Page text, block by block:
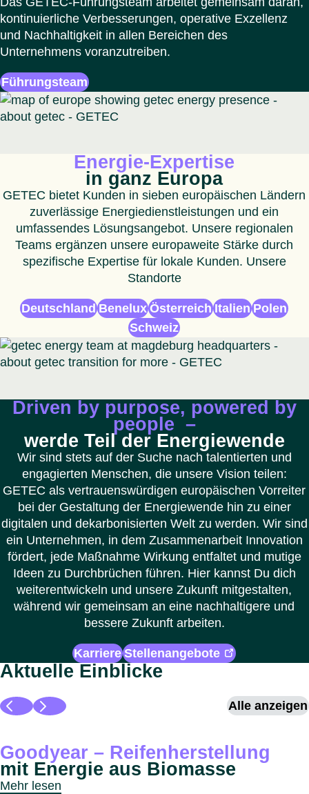
kontinuierliche Verbesserungen, operative Exzellenz
und Nachhaltigkeit in allen Bereichen des
Unternehmens voranzutreiben.
Führungsteam
Energie-Expertise
in ganz Europa
GETEC bietet Kunden in sieben europäischen Ländern
zuverlässige Energiedienstleistungen und ein
umfassendes Lösungsangebot. Unsere regionalen
Teams ergänzen unsere europaweite Stärke durch
spezifische Expertise für lokale Kunden. Unsere
Standorte
Deutschland Benelux Österreich Italien Polen
Schweiz
Driven by purpose, powered by
people –
werde Teil der Energiewende
Wir sind stets auf der Suche nach talentierten und
engagierten Menschen, die unsere Vision teilen:
GETEC als vertrauenswürdigen europäischen Vorreiter
bei der Gestaltung der Energiewende hin zu einer
digitalen und dekarbonisierten Welt zu werden. Wir sind
ein Unternehmen, in dem Zusammenarbeit Innovation
fördert, jede Maßnahme Wirkung entfaltet und mutige
Ideen zu Durchbrüchen führen. Hier kannst Du dich
weiterentwickeln und unsere Zukunft mitgestalten,
während wir gemeinsam an eine nachhaltigere und
bessere Zukunft arbeiten.
Karriere Stellenangebote
Aktuelle Einblicke
Alle anzeigen
Goodyear – Reifenherstellung
mit Energie aus Biomasse
Mehr lesen